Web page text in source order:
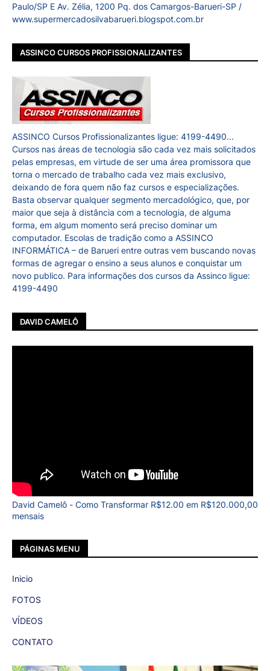
Paulo/SP E Av. Zélia, 1200 Pq. dos Camargos-Barueri-SP /
www.supermercadosilvabarueri.blogspot.com.br
ASSINCO CURSOS PROFISSIONALIZANTES
ASSINCO Cursos Profissionalizantes ligue: 4199-4490...
Cursos nas áreas de tecnologia são cada vez mais solicitados
pelas empresas, em virtude de ser uma área promissora que
torna o mercado de trabalho cada vez mais exclusivo,
deixando de fora quem não faz cursos e especializações.
Basta observar qualquer segmento mercadológico, que, por
maior que seja à distância com a tecnologia, de alguma
forma, em algum momento será preciso dominar um
computador. Escolas de tradição como a ASSINCO
INFORMÁTICA – de Barueri entre outras vem buscando novas
formas de agregar o ensino a seus alunos e conquistar um
novo publico. Para informações dos cursos da Assinco ligue:
4199-4490
DAVID CAMELÔ
David Camelô - Como Transformar R$12.00 em R$120.000,00
mensais
PÁGINAS MENU
Inicio
FOTOS
VÍDEOS
CONTATO